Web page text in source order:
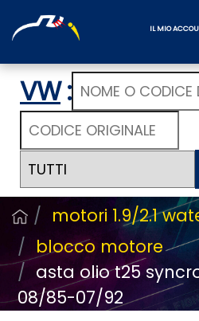
IL MIO
VW:
motori 1.9/2.1
blocco motore
asta olio t25
08/85-07/92